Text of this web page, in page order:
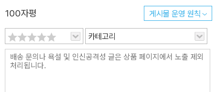
100자평 게시물 운영 원칙
카테고리